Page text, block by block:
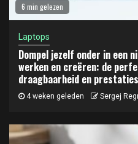
6 min gelezen
Laptops
Dompel jezelf onder in een
werken en creëren: de
draagbaarheid en prestaties
4 weken geleden Sergej